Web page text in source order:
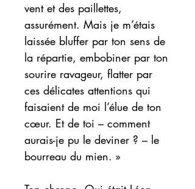
vent et des paillettes,
assurément. Mais je m’étais
laissée bluffer par ton sens de
la répartie, embobiner par ton
sourire ravageur, flatter par
ces délicates attentions qui
faisaient de moi l’élue de ton
cœur. Et de toi – comment
aurais-je pu le deviner ? – le
bourreau du mien. »